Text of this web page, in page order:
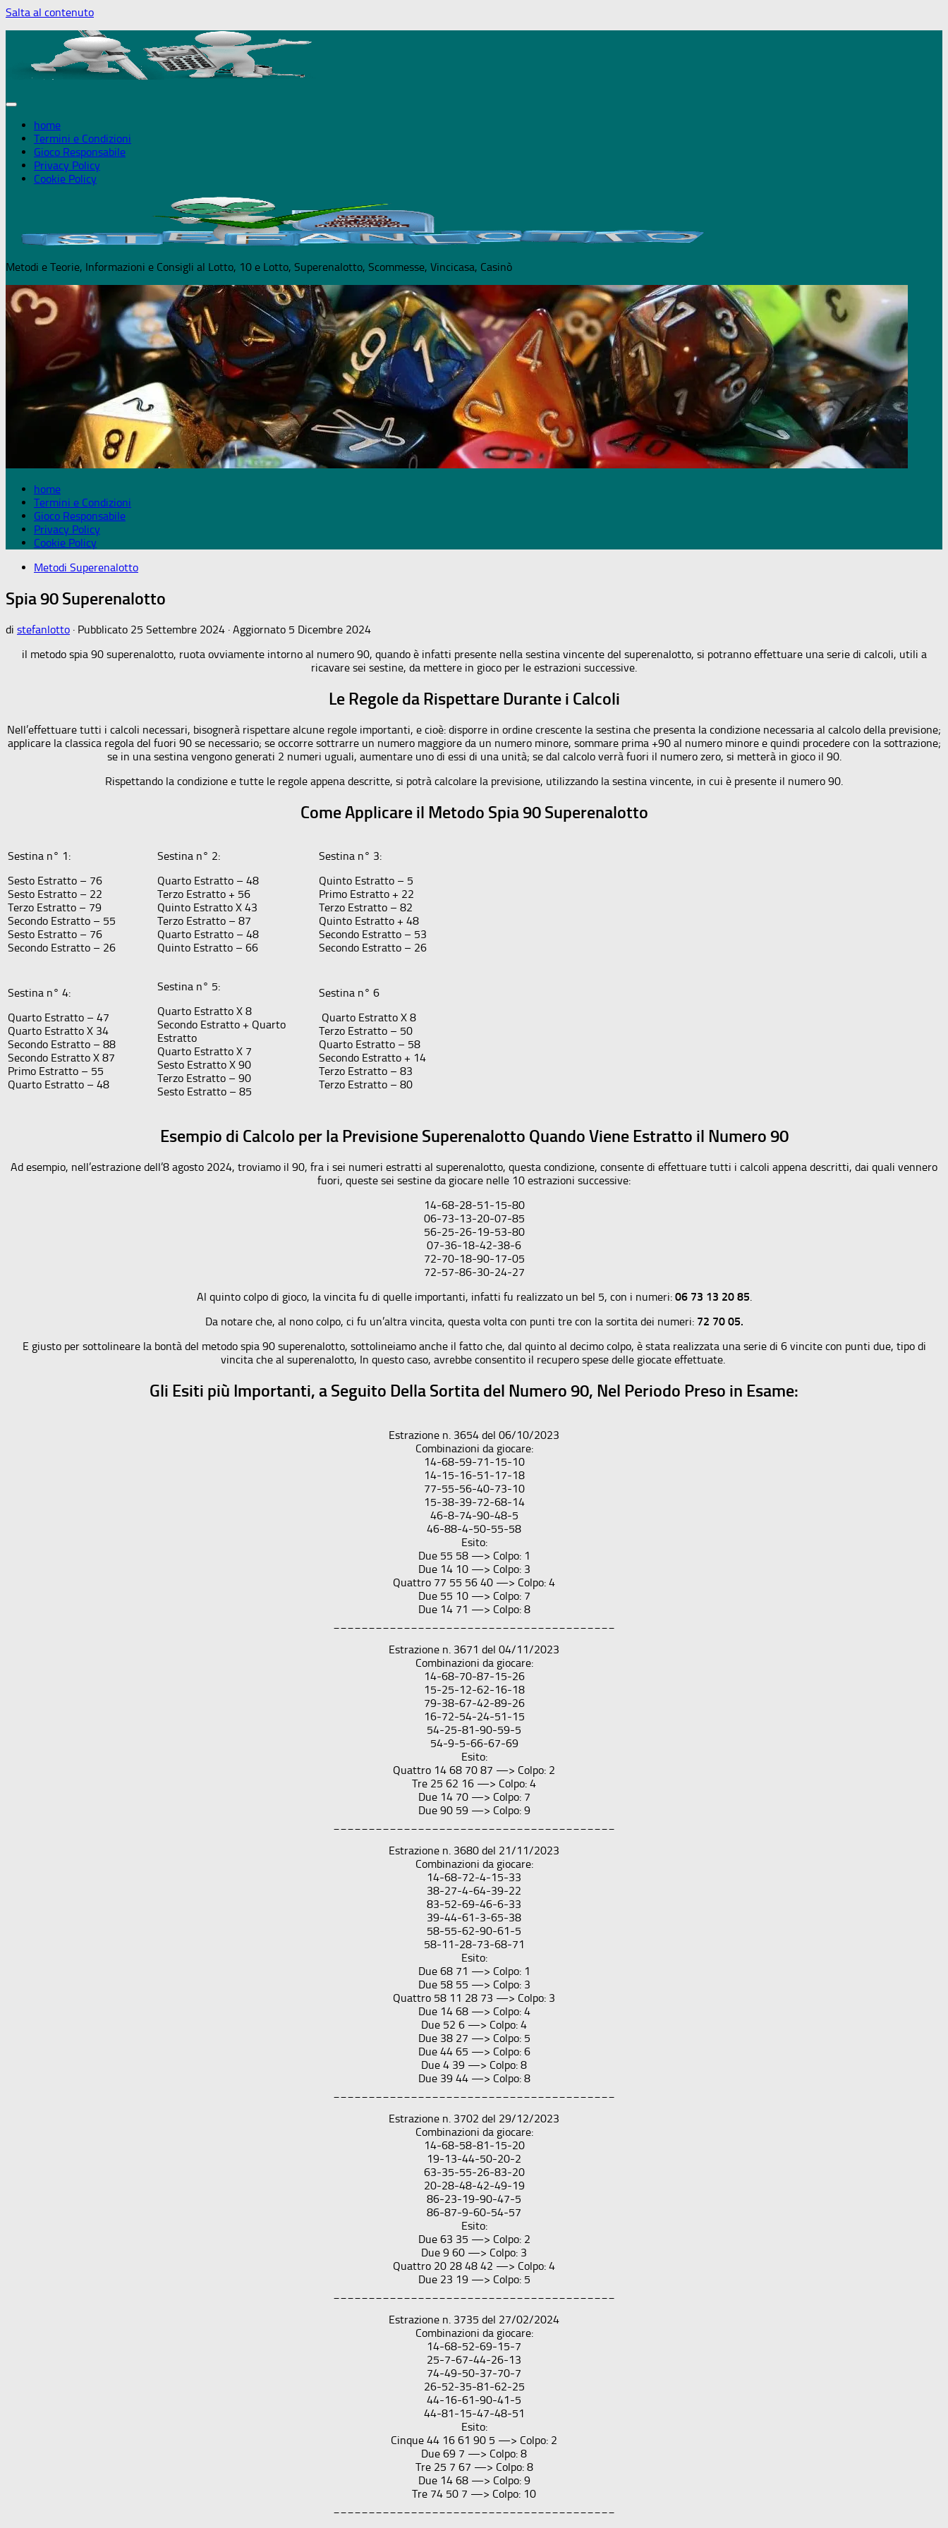
Salta al contenuto
home
Termini e Condizioni
Gioco Responsabile
Privacy Policy
Cookie Policy
Metodi e Teorie, Informazioni e Consigli al Lotto, 10 e Lotto, Superenalotto, Scommesse, Vincicasa, Casinò
home
Termini e Condizioni
Gioco Responsabile
Privacy Policy
Cookie Policy
Metodi Superenalotto
Spia 90 Superenalotto
di stefanlotto · Pubblicato 25 Settembre 2024 · Aggiornato 5 Dicembre 2024
il metodo spia 90 superenalotto, ruota ovviamente intorno al numero 90, quando è infatti presente nella sestina vincente del superenalotto, si potranno effettuare una serie di calcoli, utili a
ricavare sei sestine, da mettere in gioco per le estrazioni successive.
Le Regole da Rispettare Durante i Calcoli
Nell’effettuare tutti i calcoli necessari, bisognerà rispettare alcune regole importanti, e cioè: disporre in ordine crescente la sestina che presenta la condizione necessaria al calcolo della previsione;
applicare la classica regola del fuori 90 se necessario; se occorre sottrarre un numero maggiore da un numero minore, sommare prima +90 al numero minore e quindi procedere con la sottrazione;
se in una sestina vengono generati 2 numeri uguali, aumentare uno di essi di una unità; se dal calcolo verrà fuori il numero zero, si metterà in gioco il 90.
Rispettando la condizione e tutte le regole appena descritte, si potrà calcolare la previsione, utilizzando la sestina vincente, in cui è presente il numero 90.
Come Applicare il Metodo Spia 90 Superenalotto
Sestina n° 1:
Sesto Estratto – 76
Sesto Estratto – 22
Terzo Estratto – 79
Secondo Estratto – 55
Sesto Estratto – 76
Secondo Estratto – 26
Sestina n° 2:
Quarto Estratto – 48
Terzo Estratto + 56
Quinto Estratto X 43
Terzo Estratto – 87
Quarto Estratto – 48
Quinto Estratto – 66
Sestina n° 3:
Quinto Estratto – 5
Primo Estratto + 22
Terzo Estratto – 82
Quinto Estratto + 48
Secondo Estratto – 53
Secondo Estratto – 26
Sestina n° 4:
Quarto Estratto – 47
Quarto Estratto X 34
Secondo Estratto – 88
Secondo Estratto X 87
Primo Estratto – 55
Quarto Estratto – 48
Sestina n° 5:
Quarto Estratto X 8
Secondo Estratto + Quarto
Estratto
Quarto Estratto X 7
Sesto Estratto X 90
Terzo Estratto – 90
Sesto Estratto – 85
Sestina n° 6
Quarto Estratto X 8
Terzo Estratto – 50
Quarto Estratto – 58
Secondo Estratto + 14
Terzo Estratto – 83
Terzo Estratto – 80
Esempio di Calcolo per la Previsione Superenalotto Quando Viene Estratto il Numero 90
Ad esempio, nell’estrazione dell’8 agosto 2024, troviamo il 90, fra i sei numeri estratti al superenalotto, questa condizione, consente di effettuare tutti i calcoli appena descritti, dai quali vennero
fuori, queste sei sestine da giocare nelle 10 estrazioni successive:
14-68-28-51-15-80
06-73-13-20-07-85
56-25-26-19-53-80
07-36-18-42-38-6
72-70-18-90-17-05
72-57-86-30-24-27
Al quinto colpo di gioco, la vincita fu di quelle importanti, infatti fu realizzato un bel 5, con i numeri: 06 73 13 20 85.
Da notare che, al nono colpo, ci fu un’altra vincita, questa volta con punti tre con la sortita dei numeri: 72 70 05.
E giusto per sottolineare la bontà del metodo spia 90 superenalotto, sottolineiamo anche il fatto che, dal quinto al decimo colpo, è stata realizzata una serie di 6 vincite con punti due, tipo di
vincita che al superenalotto, In questo caso, avrebbe consentito il recupero spese delle giocate effettuate.
Gli Esiti più Importanti, a Seguito Della Sortita del Numero 90, Nel Periodo Preso in Esame:
Estrazione n. 3654 del 06/10/2023
Combinazioni da giocare:
14-68-59-71-15-10
14-15-16-51-17-18
77-55-56-40-73-10
15-38-39-72-68-14
46-8-74-90-48-5
46-88-4-50-55-58
Esito:
Due 55 58 —> Colpo: 1
Due 14 10 —> Colpo: 3
Quattro 77 55 56 40 —> Colpo: 4
Due 55 10 —> Colpo: 7
Due 14 71 —> Colpo: 8
Estrazione n. 3671 del 04/11/2023
Combinazioni da giocare:
14-68-70-87-15-26
15-25-12-62-16-18
79-38-67-42-89-26
16-72-54-24-51-15
54-25-81-90-59-5
54-9-5-66-67-69
Esito:
Quattro 14 68 70 87 —> Colpo: 2
Tre 25 62 16 —> Colpo: 4
Due 14 70 —> Colpo: 7
Due 90 59 —> Colpo: 9
Estrazione n. 3680 del 21/11/2023
Combinazioni da giocare:
14-68-72-4-15-33
38-27-4-64-39-22
83-52-69-46-6-33
39-44-61-3-65-38
58-55-62-90-61-5
58-11-28-73-68-71
Esito:
Due 68 71 —> Colpo: 1
Due 58 55 —> Colpo: 3
Quattro 58 11 28 73 —> Colpo: 3
Due 14 68 —> Colpo: 4
Due 52 6 —> Colpo: 4
Due 38 27 —> Colpo: 5
Due 44 65 —> Colpo: 6
Due 4 39 —> Colpo: 8
Due 39 44 —> Colpo: 8
Estrazione n. 3702 del 29/12/2023
Combinazioni da giocare:
14-68-58-81-15-20
19-13-44-50-20-2
63-35-55-26-83-20
20-28-48-42-49-19
86-23-19-90-47-5
86-87-9-60-54-57
Esito:
Due 63 35 —> Colpo: 2
Due 9 60 —> Colpo: 3
Quattro 20 28 48 42 —> Colpo: 4
Due 23 19 —> Colpo: 5
Estrazione n. 3735 del 27/02/2024
Combinazioni da giocare:
14-68-52-69-15-7
25-7-67-44-26-13
74-49-50-37-70-7
26-52-35-81-62-25
44-16-61-90-41-5
44-81-15-47-48-51
Esito:
Cinque 44 16 61 90 5 —> Colpo: 2
Due 69 7 —> Colpo: 8
Tre 25 7 67 —> Colpo: 8
Due 14 68 —> Colpo: 9
Tre 74 50 7 —> Colpo: 10